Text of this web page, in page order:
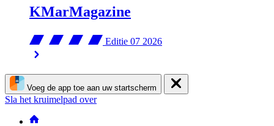
KMarMagazine
Editie 07 2026
Voeg de app toe aan uw startscherm
Sla het kruimelpad over